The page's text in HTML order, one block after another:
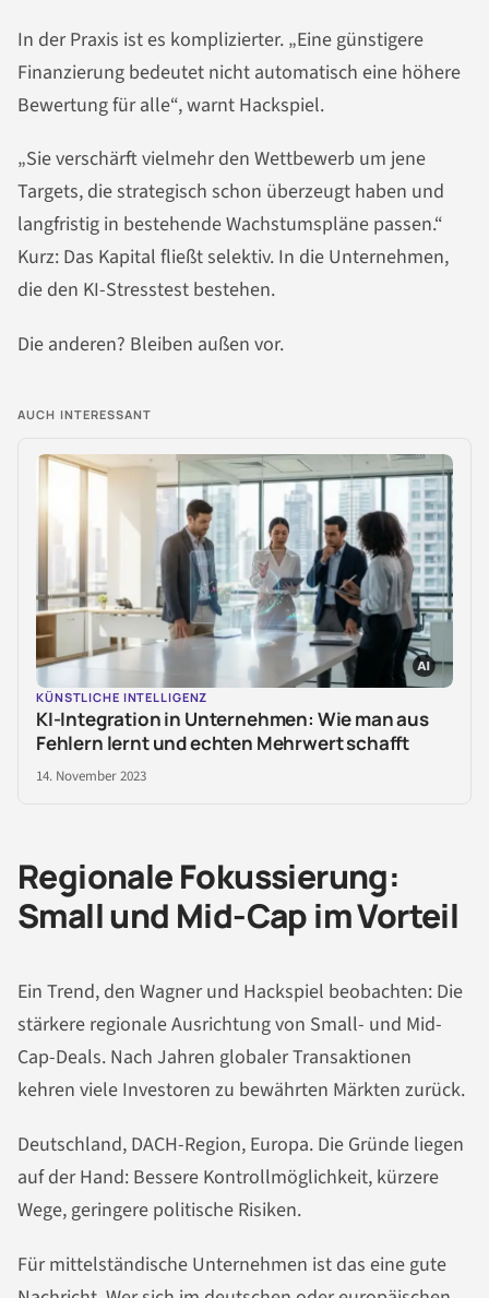
In der Praxis ist es komplizierter. „Eine günstigere
Finanzierung bedeutet nicht automatisch eine höhere
Bewertung für alle“, warnt Hackspiel.
„Sie verschärft vielmehr den Wettbewerb um jene
Targets, die strategisch schon überzeugt haben und
langfristig in bestehende Wachstumspläne passen.“
Kurz: Das Kapital fließt selektiv. In die Unternehmen,
die den KI-Stresstest bestehen.
Die anderen? Bleiben außen vor.
AUCH INTERESSANT
KÜNSTLICHE INTELLIGENZ
KI-Integration in Unternehmen: Wie man aus
Fehlern lernt und echten Mehrwert schafft
14. November 2023
Regionale Fokussierung:
Small und Mid-Cap im Vorteil
Ein Trend, den Wagner und Hackspiel beobachten: Die
stärkere regionale Ausrichtung von Small- und Mid-
Cap-Deals. Nach Jahren globaler Transaktionen
kehren viele Investoren zu bewährten Märkten zurück.
Deutschland, DACH-Region, Europa. Die Gründe liegen
auf der Hand: Bessere Kontrollmöglichkeit, kürzere
Wege, geringere politische Risiken.
Für mittelständische Unternehmen ist das eine gute